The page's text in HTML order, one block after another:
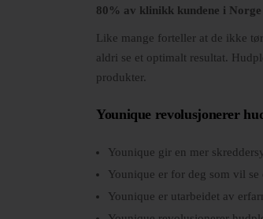
80% av klinikk kundene i
Like mange forteller at de ikke
aldri se et optimalt resultat.
produkter.
Younique revolusjonerer
Younique gir en mer
Younique er for deg som vil se
Younique er utarbeidet av